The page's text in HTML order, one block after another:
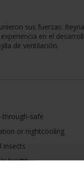
sus fuerzas:
en el
de ventilación.
through-safe
or nightcooling
insects
height